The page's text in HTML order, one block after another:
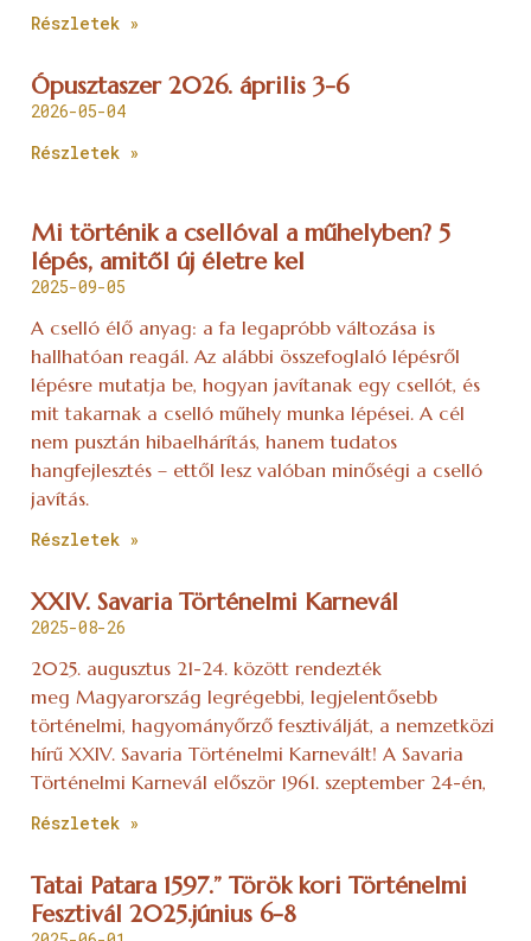
Részletek »
Ópusztaszer 2026. április 3-6
2026-05-04
Részletek »
Mi történik a csellóval a műhelyben? 5
lépés, amitől új életre kel
2025-09-05
A cselló élő anyag: a fa legapróbb változása is
hallhatóan reagál. Az alábbi összefoglaló lépésről
lépésre mutatja be, hogyan javítanak egy csellót, és
mit takarnak a cselló műhely munka lépései. A cél
nem pusztán hibaelhárítás, hanem tudatos
hangfejlesztés – ettől lesz valóban minőségi a cselló
javítás.
Részletek »
XXIV. Savaria Történelmi Karnevál
2025-08-26
2025. augusztus 21-24. között rendezték
meg Magyarország legrégebbi, legjelentősebb
történelmi, hagyományőrző fesztiválját, a nemzetközi
hírű XXIV. Savaria Történelmi Karnevált! A Savaria
Történelmi Karnevál először 1961. szeptember 24-én,
Részletek »
Tatai Patara 1597.” Török kori Történelmi
Fesztivál 2025.június 6-8